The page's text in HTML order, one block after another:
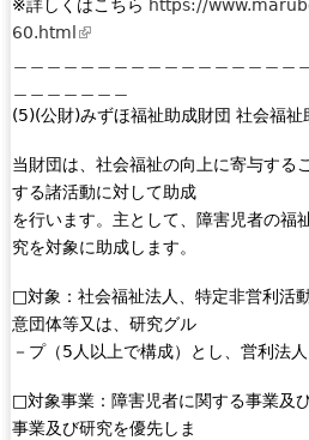
※詳しくはこちら https://
60.html (
n
i
s
e
x
e
r
n
a
l
(5)(公財)みずほ福祉助成財団 社会福祉
当財団は、社会福祉の向上に寄与する
する諸活動に対して助成
を行います。主として、障害児者の福
究を対象に助成します。
□対象：社会福祉法人、特定非営利活
意団体等又は、研究グル
－プ（5人以上で構成）とし、営利法人
□対象事業：障害児者に関する事業及
事業及び研究を優先しま